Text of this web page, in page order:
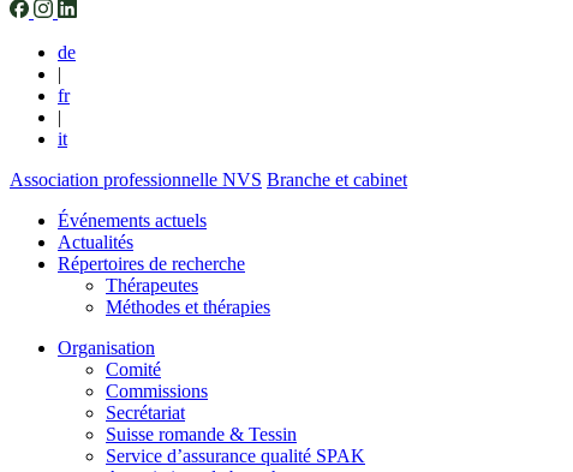
de
|
fr
|
it
Association professionnelle NVS Branche et cabinet
Événements actuels
Actualités
Répertoires de recherche
Thérapeutes
Méthodes et thérapies
Organisation
Comité
Commissions
Secrétariat
Suisse romande & Tessin
Service d’assurance qualité SPAK